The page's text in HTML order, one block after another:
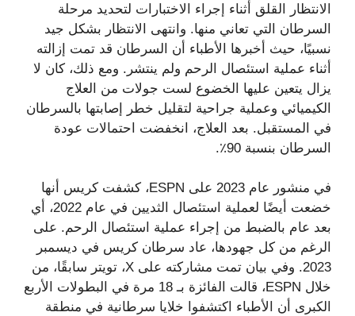
الانتظار القلق أثناء إجراء الاختبارات لتحديد مرحلة
السرطان التي تعاني منها. وانتهى الانتظار بشكل جيد
نسبيًا، حيث أخبرها الأطباء أن السرطان قد تمت إزالته
أثناء عملية استئصال الرحم ولم ينتشر. ومع ذلك، كان لا
يزال يتعين عليها الخضوع لست جولات من العلاج
الكيميائي وعملية جراحية لتقليل خطر إصابتها بالسرطان
في المستقبل. بعد العلاج، انخفضت احتمالات عودة
السرطان بنسبة 90٪.
في منشور عام 2023 على ESPN، كشفت كريس أنها
خضعت أيضًا لعملية استئصال الثديين في عام 2022، أي
بعد عام بالضبط من إجراء عملية استئصال الرحم. على
الرغم من كل جهودها، عاد سرطان كريس في ديسمبر
2023. وفي بيان تمت مشاركته على X، تويتر سابقًا، من
خلال ESPN، قالت الفائزة بـ 18 مرة في البطولات الأربع
الكبرى أن الأطباء اكتشفوا خلايا سرطانية في منطقة